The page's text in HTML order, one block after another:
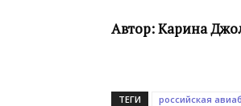
Автор: Карина
ТЕГИ российская